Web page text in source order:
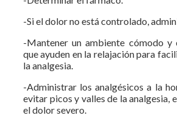
-Si el dolor no está controlado,
-Mantener un ambiente cómodo y
que ayuden en la relajación para
la analgesia.
-Administrar los analgésicos a la
evitar picos y valles de la analgesia,
el dolor severo.